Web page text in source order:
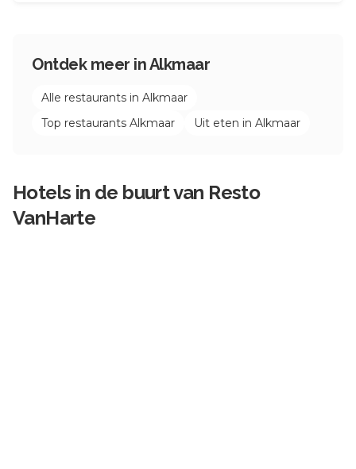
Ontdek meer inAlkmaar
Alle restaurants in Alkmaar
Top restaurants Alkmaar Uit eten in Alkmaar
Hotels in de buurt van Resto
VanHarte